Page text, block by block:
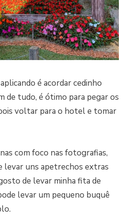
é acordar cedinho
de tudo, é ótimo para pegar os
voltar para o hotel e tomar
com foco nas fotografias,
levar uns apetrechos extras
de levar minha fita de
levar um pequeno buquê